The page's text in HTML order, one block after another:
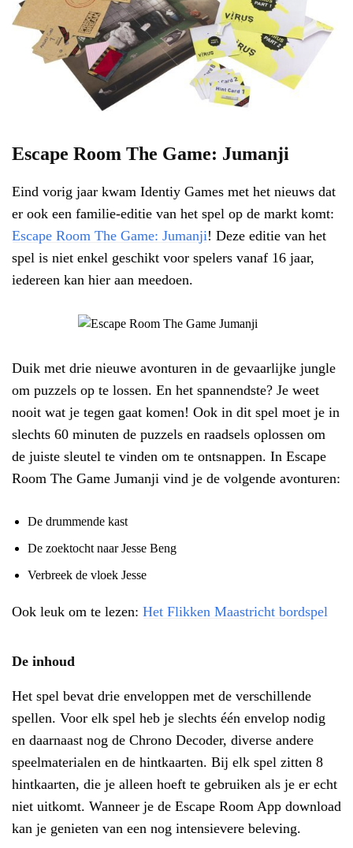
Escape Room The Game: Jumanji
Eind vorig jaar kwam Identiy Games met het nieuws dat
er ook een familie-editie van het spel op de markt komt:
Escape Room The Game: Jumanji! Deze editie van het
spel is niet enkel geschikt voor spelers vanaf 16 jaar,
iedereen kan hier aan meedoen.
Duik met drie nieuwe avonturen in de gevaarlijke jungle
om puzzels op te lossen. En het spannendste? Je weet
nooit wat je tegen gaat komen! Ook in dit spel moet je in
slechts 60 minuten de puzzels en raadsels oplossen om
de juiste sleutel te vinden om te ontsnappen. In Escape
Room The Game Jumanji vind je de volgende avonturen:
De drummende kast
De zoektocht naar Jesse Beng
Verbreek de vloek Jesse
Ook leuk om te lezen: Het Flikken Maastricht bordspel
De inhoud
Het spel bevat drie enveloppen met de verschillende
spellen. Voor elk spel heb je slechts één envelop nodig
en daarnaast nog de Chrono Decoder, diverse andere
speelmaterialen en de hintkaarten. Bij elk spel zitten 8
hintkaarten, die je alleen hoeft te gebruiken als je er echt
niet uitkomt. Wanneer je de Escape Room App download
kan je genieten van een nog intensievere beleving.